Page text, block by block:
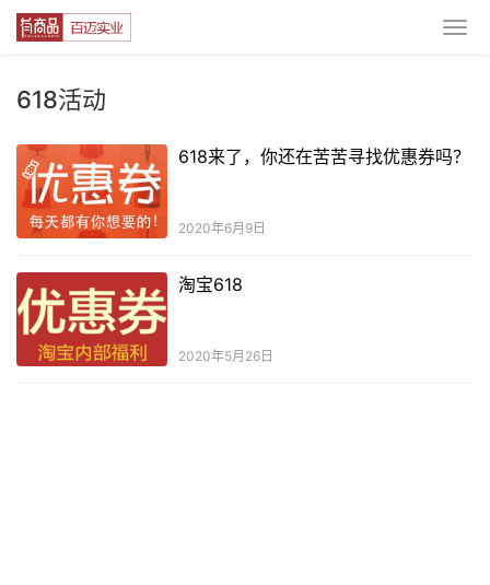
618活动
618来了，你还在苦苦寻找优惠券吗？
2020年6月9日
淘宝618
2020年5月26日